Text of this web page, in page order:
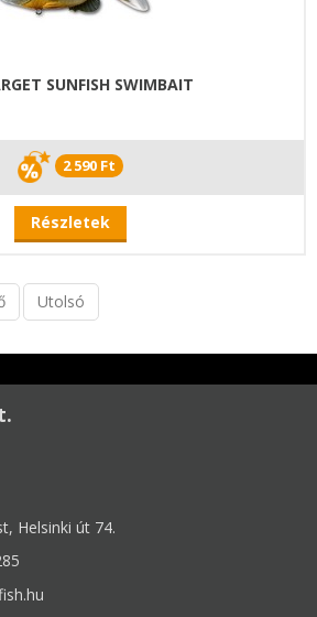
SUNFISH SWIMBAIT
2 590 Ft
Részletek
Utolsó
Helsinki út 74.